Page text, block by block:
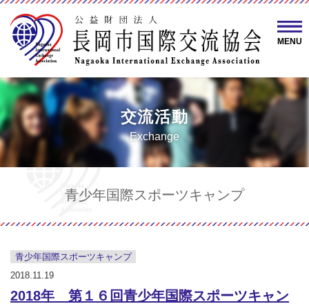
MENU
交流活動
Exchange
青少年国際スポーツキャンプ
青少年国際スポーツキャンプ
2018.11.19
2018年 第１６回青少年国際スポーツキャン